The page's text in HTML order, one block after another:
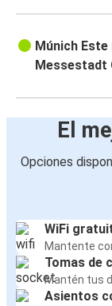
Múnich
Messestadt
El
Opciones
WiFi
Mantente
Tomas de
Mantén tus
Asientos